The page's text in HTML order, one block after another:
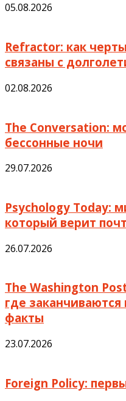
05.08.2026
Refractor: как
связаны с
02.08.2026
The Conversation:
бессонные ночи
29.07.2026
Psychology Today:
который верит
26.07.2026
The Washington
где
факты
23.07.2026
Foreign Policy: